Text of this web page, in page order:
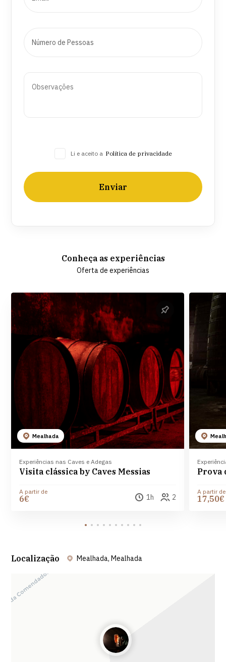
Li e aceito a Política de privacidade
Enviar
Conheça as experiências
Oferta de experiências
Mealhada
Experiências nas Caves e Adegas
Visita clássica by Caves Messias
A partir de
6€ 1h 2
Prova
A partir de
17,50€
Localização Mealhada, Mealhada